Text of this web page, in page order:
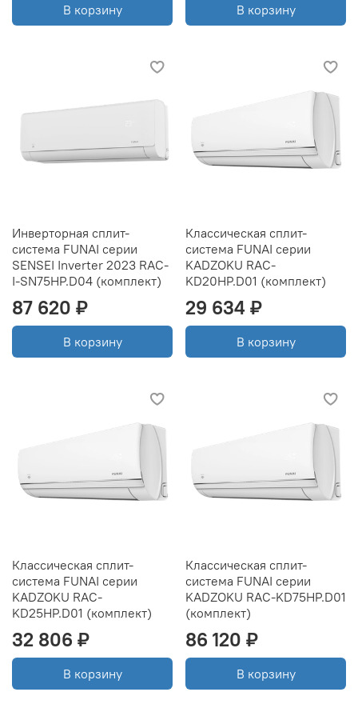
В корзину В корзину
Инверторная сплит-
система FUNAI серии
SENSEI Inverter 2023 RAC-
I-SN75HP.D04 (комплект)
87 620 ₽
В корзину
Классическая сплит-
система FUNAI серии
KADZOKU RAC-
KD20HP.D01 (комплект)
29 634 ₽
В корзину
Классическая сплит-
система FUNAI серии
KADZOKU RAC-
KD25HP.D01 (комплект)
32 806 ₽
В корзину
Классическая сплит-
система FUNAI серии
KADZOKU RAC-KD75HP.D01
(комплект)
86 120 ₽
В корзину